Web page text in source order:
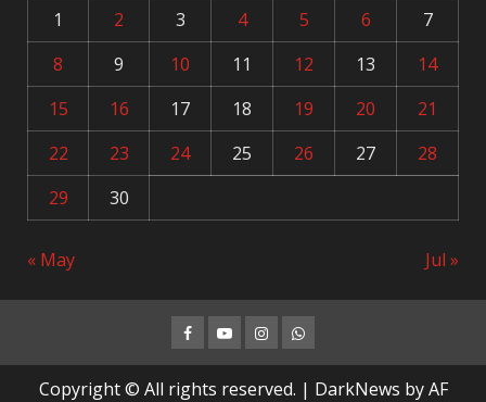
1
2 3 4 5 6
7
8
9 10 11 12 13
14
15
16 17 18 19 20
21
22
23 24 25 26 27
28
29
30
« May Jul »
Facebook
YoutubeInstagramWhatsapp
Copyright © All rights reserved. | DarkNews by AF